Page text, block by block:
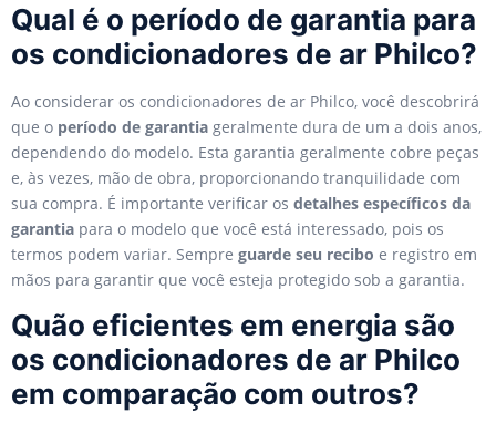
Qual é o período de garantia para
os condicionadores de ar Philco?
Ao considerar os condicionadores de ar Philco, você descobrirá
que o período de garantia geralmente dura de um a dois anos,
dependendo do modelo. Esta garantia geralmente cobre peças
e, às vezes, mão de obra, proporcionando tranquilidade com
sua compra. É importante verificar os detalhes específicos da
garantia para o modelo que você está interessado, pois os
termos podem variar. Sempre guarde seu recibo e registro em
mãos para garantir que você esteja protegido sob a garantia.
Quão eficientes em energia são
os condicionadores de ar Philco
em comparação com outros?